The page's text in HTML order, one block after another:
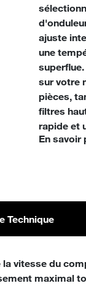
ajuste
une
sur votre
pièces,
filtres
rapide et
En savoir
Technique
vitesse du
maximal